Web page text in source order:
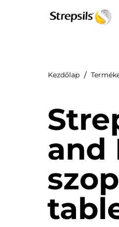
Kezdőlap
and